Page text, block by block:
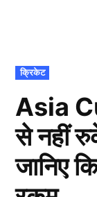
POSTED
IN
क्रिकेट
Asia
से नहीं
जानिए